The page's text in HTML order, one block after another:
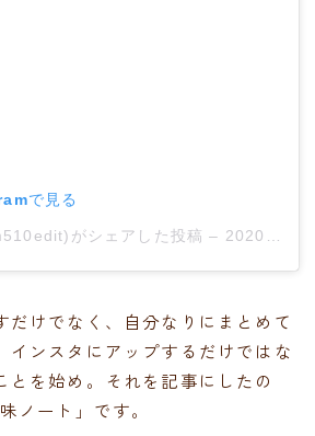
で見る
がシェアした投稿 – 2020年 2月月10日午前4時47分PST
だけでなく、自分なりにまとめて
インスタにアップするだけではな
とを始め。それを記事にしたの
ノート」です。